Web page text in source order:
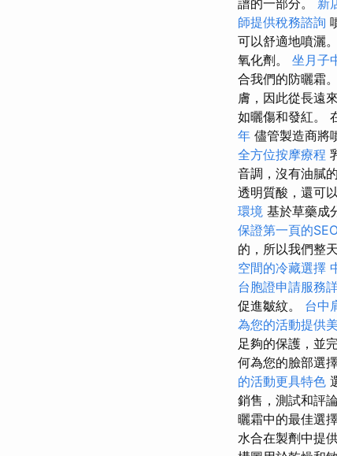
師提供稅務諮詢
可以舒適地噴灑。
氧化劑。 坐月子
合我們的防曬霜。
膚，因此從長遠
如曬傷和發紅。
年 儘管製造商將
全方位按摩療程
音調，沒有油膩
透明質酸，還可
環境 基於草藥成
保證第一頁的
的，所以我們整
空間的冷藏選擇
台胞證申請服務
促進皺紋。 台中
為您的活動提供
足夠的保護，並
何為您的臉部選
的活動更具特色
銷售，測試和評
曬霜中的最佳選
水合在製劑中提